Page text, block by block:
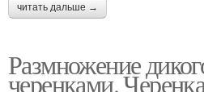
читать дальше →
Размножение
черенками.